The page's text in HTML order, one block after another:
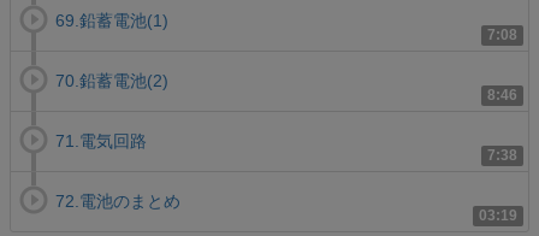
7:08
69.鉛蓄電池(1)
8:46
70.鉛蓄電池(2)
7:38
71.電気回路
03:19
72.電池のまとめ